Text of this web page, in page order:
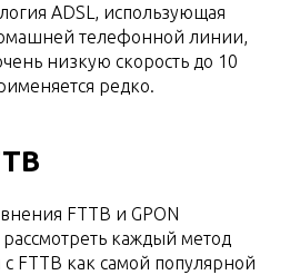
ADSL, использующая
телефонной линии,
низкую скорость до 10
редко.
FTTB и GPON
каждый метод
FTTB как самой популярной